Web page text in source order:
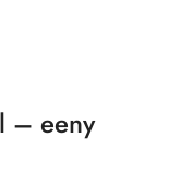
– eeny